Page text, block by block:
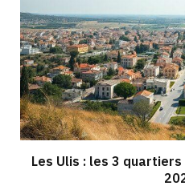
Les Ulis : les 3